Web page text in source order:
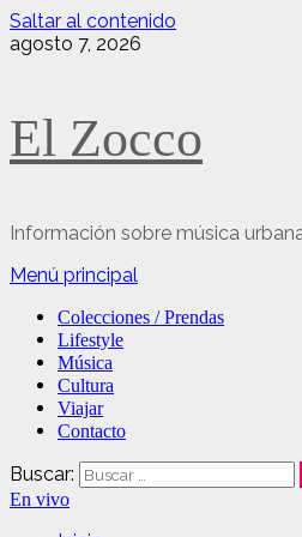
Saltar al contenido
agosto 7, 2026
El Zocco
Información sobre música
Menú principal
Colecciones / Prendas
Lifestyle
Música
Cultura
Viajar
Contacto
Buscar:
En vivo